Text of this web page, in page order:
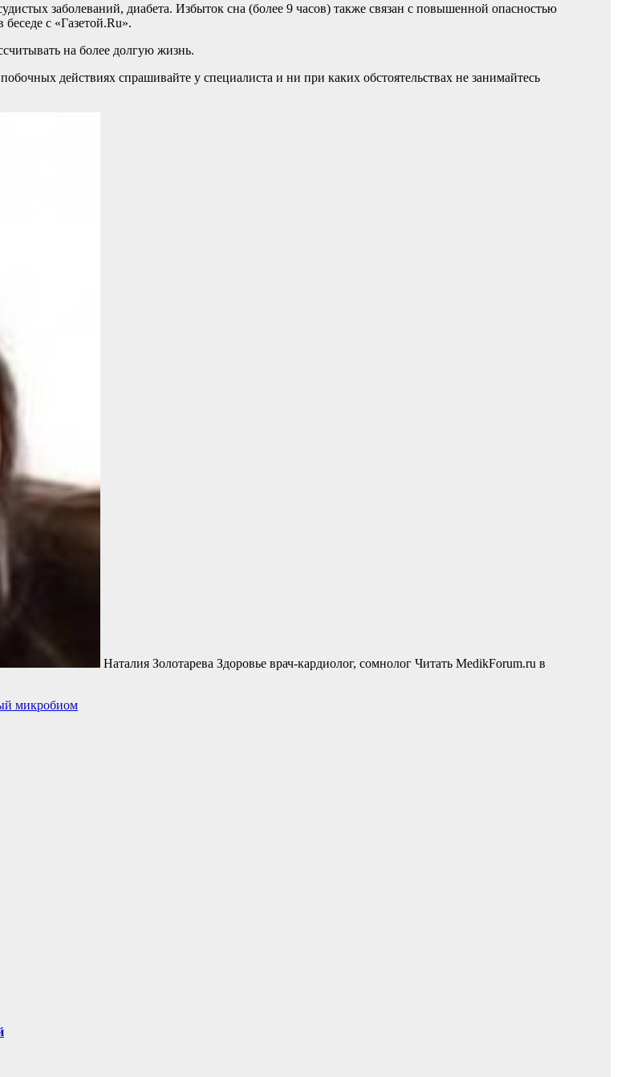
заболеваний, диабета. Избыток сна (более 9 часов) также связан с повышенной опасностью
с «Газетой.Ru».
на более долгую жизнь.
действиях спрашивайте у специалиста и ни при каких обстоятельствах не занимайтесь
Наталия Золотарева Здоровье врач-кардиолог, сомнолог Читать MedikForum.ru в
микробиом